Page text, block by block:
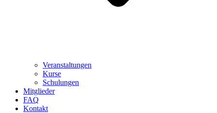
Veranstaltungen
Kurse
Schulungen
Mitglieder
FAQ
Kontakt